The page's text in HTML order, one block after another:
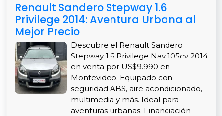
Renault Sandero Stepway 1.6
Privilege 2014: Aventura Urbana al
Mejor Precio
Descubre el Renault Sandero
Stepway 1.6 Privilege Nav 105cv 2014
en venta por US$9.990 en
Montevideo. Equipado con
seguridad ABS, aire acondicionado,
multimedia y más. Ideal para
aventuras urbanas. Financiación